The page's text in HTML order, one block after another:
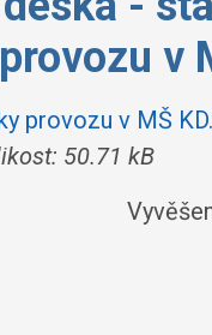
v
provozu v MŠ
50.71 kB